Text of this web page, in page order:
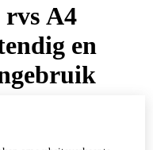
rvs A4
en
zijn ontwikkeld
kwaliteit in
praktijkervaring in de